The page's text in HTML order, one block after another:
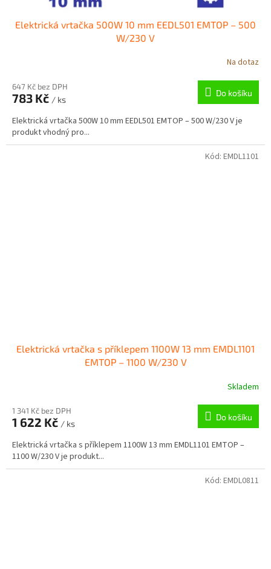
Elektrická vrtačka 500W 10 mm EEDL501 EMTOP – 500
W/230 V
Na dotaz
647 Kč bez DPH
783 Kč / ks
Do košíku
Elektrická vrtačka 500W 10 mm EEDL501 EMTOP – 500 W/230 V je
produkt vhodný pro...
Elektrická vrtačka s příklepem 1100W 13 mm EMDL1101
EMTOP – 1100 W/230 V
Skladem
1 341 Kč bez DPH
1 622 Kč / ks
Do košíku
Elektrická vrtačka s příklepem 1100W 13 mm EMDL1101 EMTOP –
1100 W/230 V je produkt...
Kód: EMDL1101
Kód: EMDL0811